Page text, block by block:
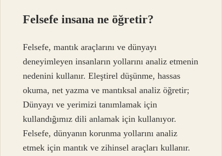
Felsefe insana ne öğretir?
Felsefe, mantık araçlarını ve dünyayı
deneyimleyen insanların yollarını analiz etmenin
nedenini kullanır. Eleştirel düşünme, hassas
okuma, net yazma ve mantıksal analiz öğretir;
Dünyayı ve yerimizi tanımlamak için
kullandığımız dili anlamak için kullanıyor.
Felsefe, dünyanın korunma yollarını analiz
etmek için mantık ve zihinsel araçları kullanır.